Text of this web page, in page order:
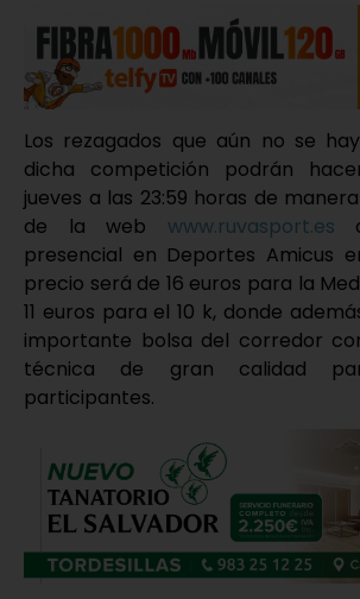
Los rezagados que aún no se
dicha competición podrán
jueves a las 23:59 horas de
de la web www.ruvasport.es
presencial en Deportes Amicus
precio será de 16 euros para la
11 euros para el 10 k, donde
importante bolsa del corredor
técnica de gran calidad
participantes.